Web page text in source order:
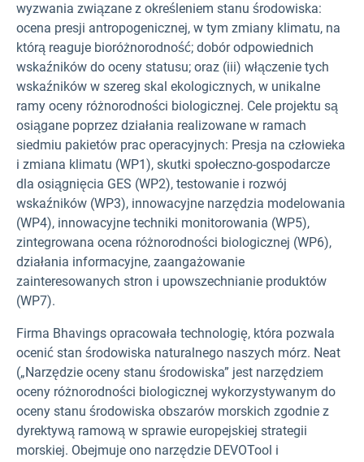
wyzwania związane z określeniem stanu środowiska:
ocena presji antropogenicznej, w tym zmiany klimatu, na
którą reaguje bioróżnorodność; dobór odpowiednich
wskaźników do oceny statusu; oraz (iii) włączenie tych
wskaźników w szereg skal ekologicznych, w unikalne
ramy oceny różnorodności biologicznej. Cele projektu są
osiągane poprzez działania realizowane w ramach
siedmiu pakietów prac operacyjnych: Presja na człowieka
i zmiana klimatu (WP1), skutki społeczno-gospodarcze
dla osiągnięcia GES (WP2), testowanie i rozwój
wskaźników (WP3), innowacyjne narzędzia modelowania
(WP4), innowacyjne techniki monitorowania (WP5),
zintegrowana ocena różnorodności biologicznej (WP6),
działania informacyjne, zaangażowanie
zainteresowanych stron i upowszechnianie produktów
(WP7).
Firma Bhavings opracowała technologię, która pozwala
ocenić stan środowiska naturalnego naszych mórz. Neat
(„Narzędzie oceny stanu środowiska” jest narzędziem
oceny różnorodności biologicznej wykorzystywanym do
oceny stanu środowiska obszarów morskich zgodnie z
dyrektywą ramową w sprawie europejskiej strategii
morskiej. Obejmuje ono narzędzie DEVOTool i